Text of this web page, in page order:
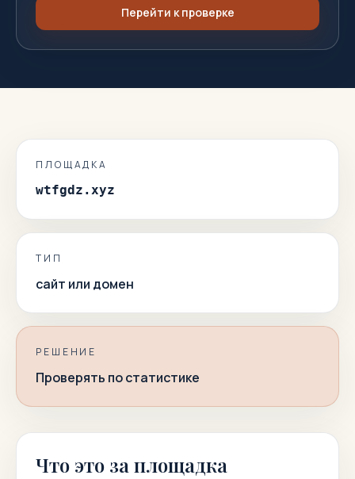
Перейти к проверке
ПЛОЩАДКА
wtfgdz.xyz
ТИП
сайт или домен
РЕШЕНИЕ
Проверять по статистике
Что это за площадка